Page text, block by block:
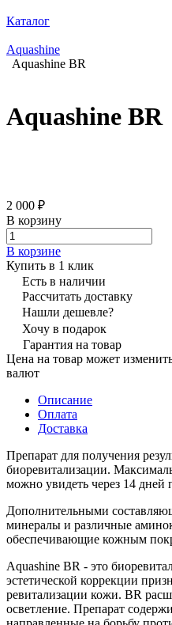
Каталог
Aquashine
Aquashine BR
Aquashine BR
2 000 ₽
В корзину
В корзине
Купить в 1 клик
Есть в наличии
Рассчитать доставку
Нашли дешевле?
Хочу в подарок
Гарантия на товар
Цена на товар может
валют
Описание
Оплата
Доставка
Препарат для получения
биоревитализации.
можно увидеть через 14 дней
Дополнительными
минералы и различные
обеспечивающие кожным
Aquashine BR - это
эстетической коррекции
ревитализации кожи. BR
осветление. Препарат